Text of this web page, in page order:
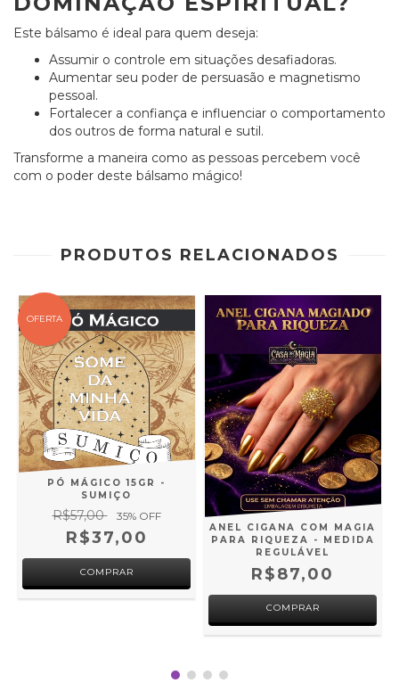
Este bálsamo é ideal para quem deseja:
Assumir o controle em situações desafiadoras.
Aumentar seu poder de persuasão e magnetismo
pessoal.
Fortalecer a confiança e influenciar o comportamento
dos outros de forma natural e sutil.
Transforme a maneira como as pessoas percebem você
com o poder deste bálsamo mágico!
PRODUTOS RELACIONADOS
OFERTA
PÓ MÁGICO 15GR -
SUMIÇO
R$57,00 35% OFF
R$37,00
ANEL CIGANA COM MAGIA
PARA RIQUEZA - MEDIDA
REGULÁVEL
R$87,00